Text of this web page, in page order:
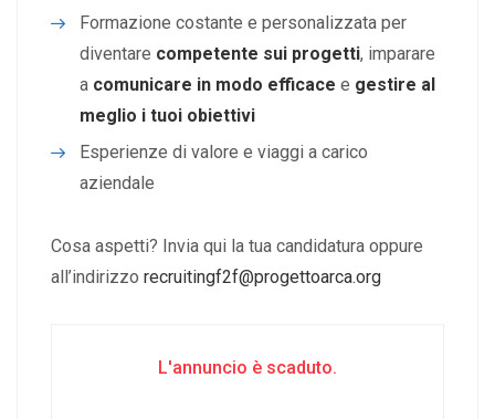
Formazione costante e personalizzata per
diventare competente sui progetti, imparare
a comunicare in modo efficace e gestire al
meglio i tuoi obiettivi
Esperienze di valore e viaggi a carico
aziendale
Cosa aspetti? Invia qui la tua candidatura oppure
all’indirizzo recruitingf2f@progettoarca.org
L'annuncio è scaduto.